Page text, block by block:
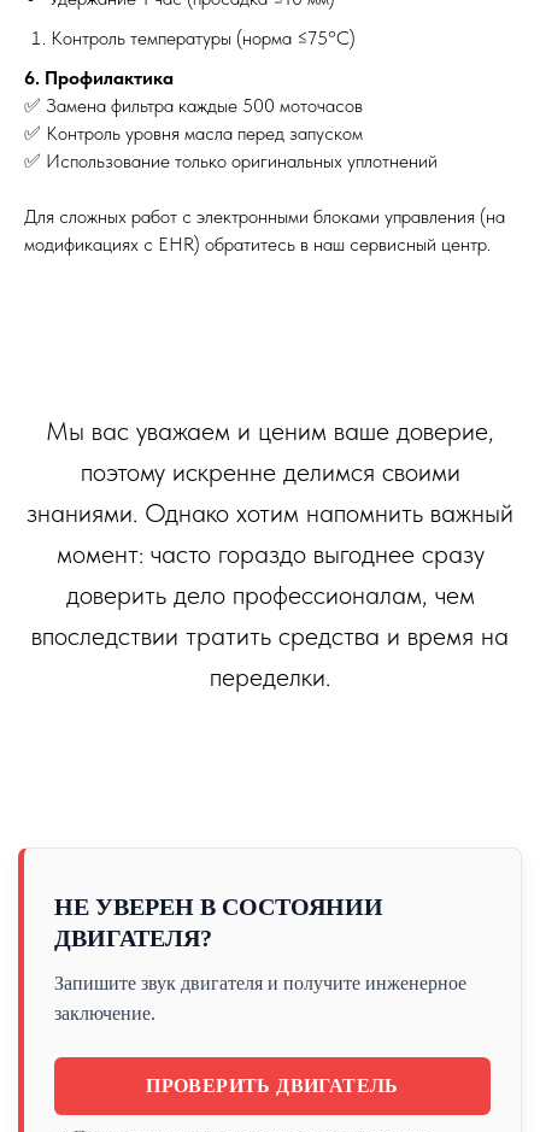
Контроль температуры (норма ≤75°C)
6. Профилактика
✅ Замена фильтра каждые 500 моточасов
✅ Контроль уровня масла перед запуском
✅ Использование только оригинальных уплотнений
Для сложных работ с электронными блоками управления (на
модификациях с EHR) обратитесь в наш сервисный центр.
Мы вас уважаем и ценим ваше доверие,
поэтому искренне делимся своими
знаниями. Однако хотим напомнить важный
момент: часто гораздо выгоднее сразу
доверить дело профессионалам, чем
впоследствии тратить средства и время на
переделки.
НЕ УВЕРЕН В СОСТОЯНИИ
ДВИГАТЕЛЯ?
Запишите звук двигателя и получите инженерное
заключение.
ПРОВЕРИТЬ ДВИГАТЕЛЬ